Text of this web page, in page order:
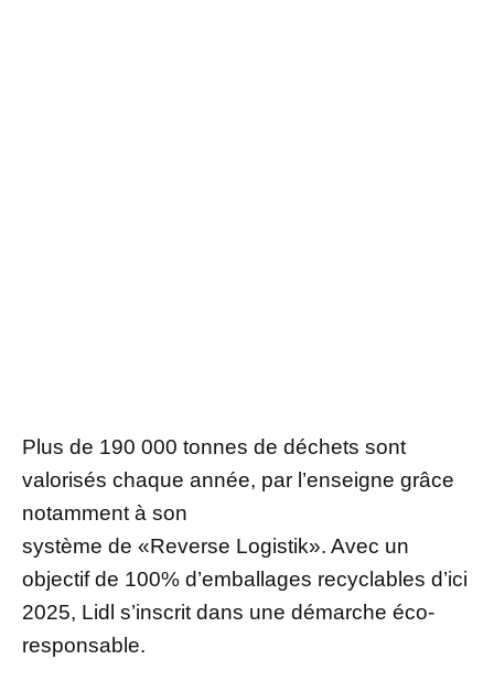
Plus de 190 000 tonnes de déchets sont
valorisés chaque année, par l’enseigne grâce
notamment à son
système de «Reverse Logistik». Avec un
objectif de 100% d’emballages recyclables d’ici
2025, Lidl s’inscrit dans une démarche éco-
responsable.